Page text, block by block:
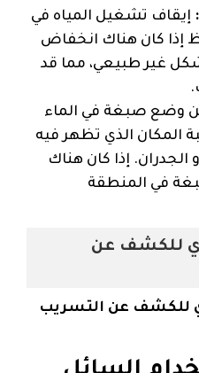
إيقاف تشغيل المياه في
إذا كان هناك انخفاض
غير طبيعي، مما قد
وضع صبغة في الماء
المكان الذي تظهر فيه
إذا كان هناك
في المنطقة
للكشف عن
للكشف عن التسريب